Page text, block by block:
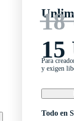
18
15
Para
y exigen
Todo en